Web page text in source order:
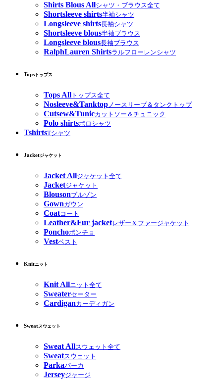
Shirts Blous Allシャツ・ブラウス全て
Shortsleeve shirts半袖シャツ
Longsleeve shirts長袖シャツ
Shortsleeve blous半袖ブラウス
Longsleeve blous長袖ブラウス
RalphLauren Shirtsラルフローレンシャツ
Tops トップス
Tops All トップス全て
Nosleeve&Tanktop ノースリーブ＆タンクトップ
Cutsew&Tunicカットソー＆チュニック
Polo shirtsポロシャツ
TshirtsTシャツ
Jacketジャケット
Jacket Allジャケット全て
Jacketジャケット
Blousonブルゾン
Gownガウン
Coatコート
Leather&Fur jacketレザー＆ファージャケット
Ponchoポンチョ
Vestベスト
Knitニット
Knit Allニット全て
Sweaterセーター
Cardiganカーディガン
Sweatスウェット
Sweat Allスウェット全て
Sweatスウェット
Parkaパーカ
Jerseyジャージ